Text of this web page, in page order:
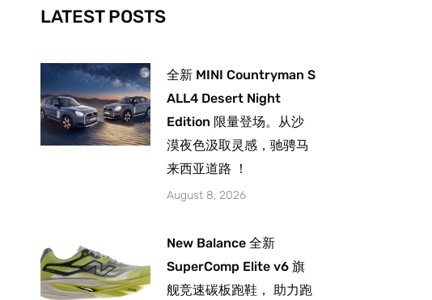
-
f
m
LATEST POSTS
全新 MINI Countryman S
ALL4 Desert Night
Edition 限量登场。从沙
漠夜色汲取灵感，驰骋马
来西亚道路 ！
August 8, 2026
New Balance 全新
SuperComp Elite v6 旗
舰竞速碳板跑鞋， 助力跑